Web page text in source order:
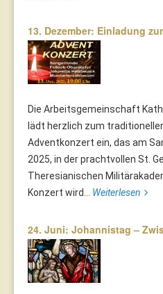
13. Dezember: Einladung
Die Arbeitsgemeinschaft
lädt herzlich zum
Adventkonzert ein, das am
2025, in der prachtvollen St.
Theresianischen
Konzert wird... Weiterlesen
24. Juni: Johannistag –